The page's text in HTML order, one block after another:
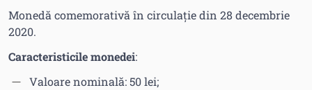
Monedă comemorativă în circulație din 28 decembrie
2020.
Caracteristicile monedei:
Valoare nominală: 50 lei;